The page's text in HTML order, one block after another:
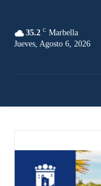
35.2 C Marbella
Jueves, Agosto 6, 2026